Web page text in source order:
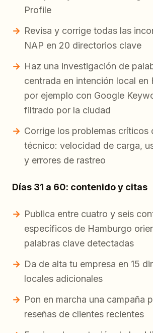
Profile
Revisa y corrige todas las
NAP en 20 directorios clave
Haz una investigación de
centrada en intención local en
por ejemplo con Google
filtrado por la ciudad
Corrige los problemas críticos
técnico: velocidad de carga,
y errores de rastreo
Días 31 a 60: contenido y citas
Publica entre cuatro y seis
específicos de Hamburgo
palabras clave detectadas
Da de alta tu empresa en 15
locales adicionales
Pon en marcha una campaña
reseñas de clientes recientes